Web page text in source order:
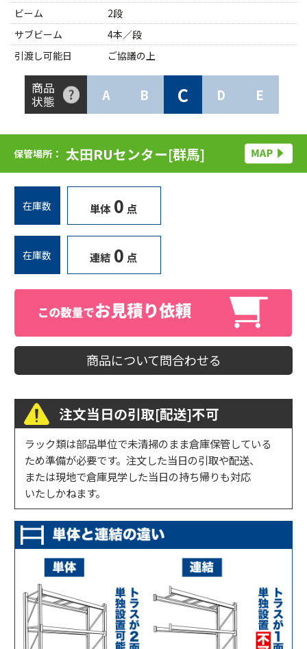
ビーム
2段
サブビーム
4本／段
引渡し可能日
ご協議の上
商品
状態
A B C D E
保管場所： 太田RUセンター[群馬]
在庫数 単体 0 点
在庫数 連結 0 点
商品について問合わせる
注文当日の引取[配送]不可
ラック類は部品単位で未清掃のまま倉庫保管している
ため準備が必要です。注文した当日の引取や配送、
または現地で倉庫見学した当日の持ち帰りも対応
いたしかねます。